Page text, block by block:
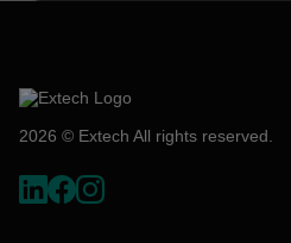
2026 © Extech All rights reserved.